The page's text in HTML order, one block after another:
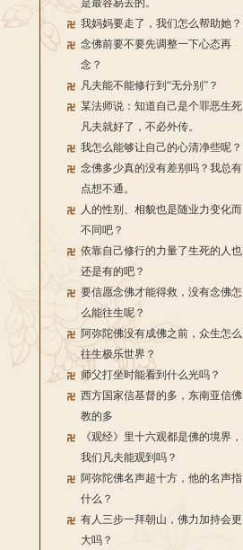
是最容易去的。
我妈妈要走了，我们怎么帮助她？
念佛前要不要先调整一下心态再
念？
凡夫能不能修行到“无分别”？
某法师说：知道自己是个罪恶生死
凡夫就好了，不必外传。
我怎么能够让自己的心清净些呢？
念佛多少真的没有差别吗？我总有
点想不通。
人的性别、相貌也是随业力变化而
不同吧？
依靠自己修行的力量了生死的人也
还是有的吧？
要信愿念佛才能得救，没有念佛怎
么能往生呢？
阿弥陀佛没有成佛之前，众生怎么
往生极乐世界？
师父打坐时能看到什么光吗？
西方国家信基督的多，东南亚信佛
教的多
《观经》里十六观都是佛的境界，
我们凡夫能观到吗？
阿弥陀佛名声超十方，他的名声指
什么？
有人三步一拜朝山，佛力加持会更
大吗？